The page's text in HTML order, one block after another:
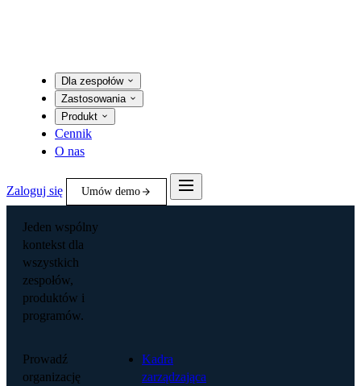
Dla zespołów
Zastosowania
Produkt
Cennik
O nas
Zaloguj się Umów demo
Jeden wspólny
kontekst dla
wszystkich
zespołów,
produktów i
programów.
Prowadź
organizację
Kadra
zarządzająca